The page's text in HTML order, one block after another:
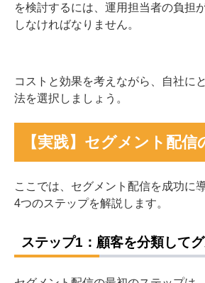
を検討するには、運用担当者の負担
しなければなりません。
コストと効果を考えながら、自社に
法を選択しましょう。
【実践】セグメント配
ここでは、セグメント配信を成功に
4つのステップを解説します。
ステップ1：顧客を分類して